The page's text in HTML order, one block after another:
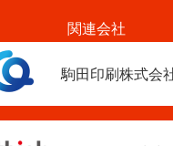
関連会社
駒田印刷株式会